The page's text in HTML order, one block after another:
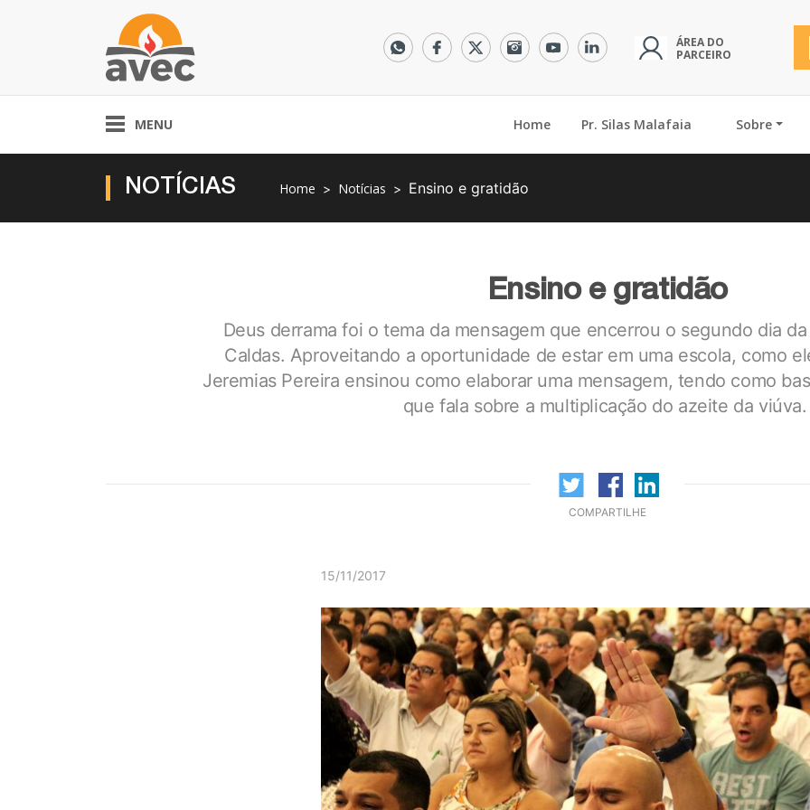
ÁREA DO
PARCEIRO
MENU Home(current)Pr. Silas Malafaia Sobre
NOTÍCIAS Home Notícias Ensino e gratidão
Ensino e gratidão
Deus derrama foi o tema da mensagem que encerrou o segundo dia
Caldas. Aproveitando a oportunidade de estar em uma escola, como
Jeremias Pereira ensinou como elaborar uma mensagem, tendo como
que fala sobre a multiplicação do azeite da
COMPARTILHE
15/11/2017